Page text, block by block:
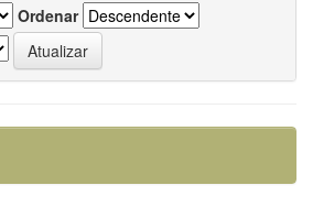
Ordenar